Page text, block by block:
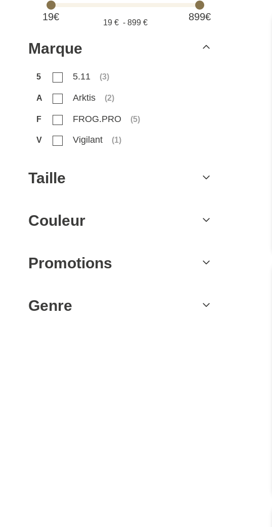
19€ 899€
19 € - 899 €
Marque
5 5.11 (3)
A Arktis (2)
F FROG.PRO (5)
V Vigilant (1)
Taille
Couleur
Promotions
Genre